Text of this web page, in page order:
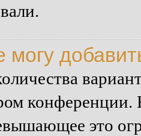
могу
конференции.
это